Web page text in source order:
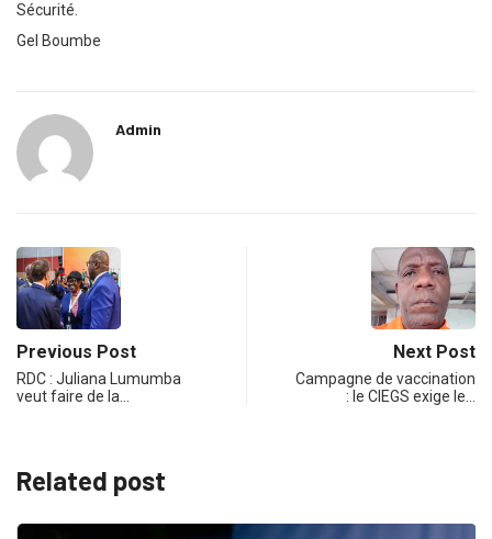
Sécurité.
Gel Boumbe
Admin
Previous Post
RDC : Juliana Lumumba
veut faire de la…
Next Post
Campagne de vaccination
: le CIEGS exige le…
Related post